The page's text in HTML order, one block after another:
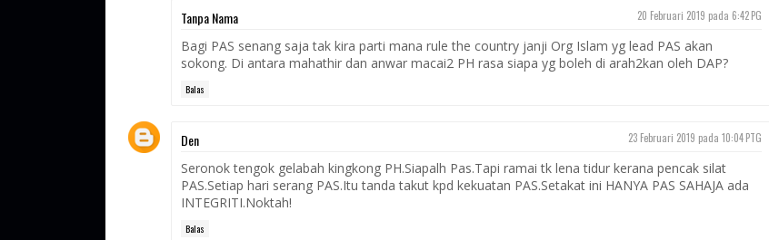
Tanpa Nama 20 Februari 2019 pada 6:42 PG
Bagi PAS senang saja tak kira parti mana rule the country janji Org Islam yg lead PAS akan
sokong. Di antara mahathir dan anwar macai2 PH rasa siapa yg boleh di arah2kan oleh DAP?
Balas
Den 23 Februari 2019 pada 10:04 PTG
Seronok tengok gelabah kingkong PH.Siapalh Pas.Tapi ramai tk lena tidur kerana pencak silat
PAS.Setiap hari serang PAS.Itu tanda takut kpd kekuatan PAS.Setakat ini HANYA PAS SAHAJA ada
INTEGRITI.Noktah!
Balas